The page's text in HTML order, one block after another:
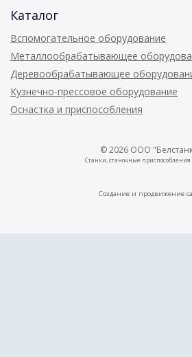
Каталог
Вспомогательное оборудование
Металлообрабатывающее
Деревообрабатывающее
Кузнечно-прессовое оборудование
Оснастка и приспособления
© 2026 ООО
Станки, станочные приспособления
Создание и продвижение